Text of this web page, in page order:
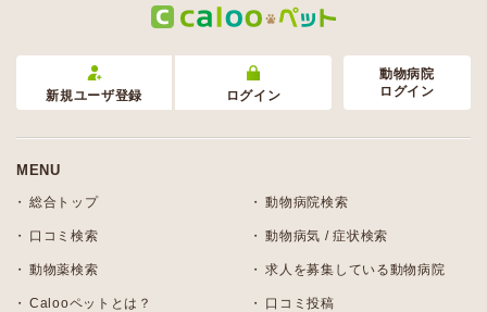
新規ユーザ登録 ログイン
動物病院
ログイン
MENU
総合トップ 動物病院検索
口コミ検索 動物病気 / 症状検索
動物薬検索 求人を募集している動物病院
Calooペットとは？ 口コミ投稿